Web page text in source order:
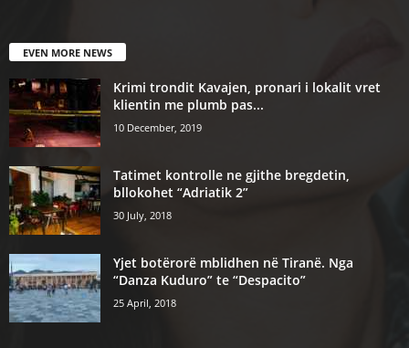
EVEN MORE NEWS
Krimi trondit Kavajen, pronari i lokalit vret
klientin me plumb pas...
10 December, 2019
Tatimet kontrolle ne gjithe bregdetin,
bllokohet “Adriatik 2”
30 July, 2018
Yjet botërorë mblidhen në Tiranë. Nga
“Danza Kuduro” te “Despacito”
25 April, 2018